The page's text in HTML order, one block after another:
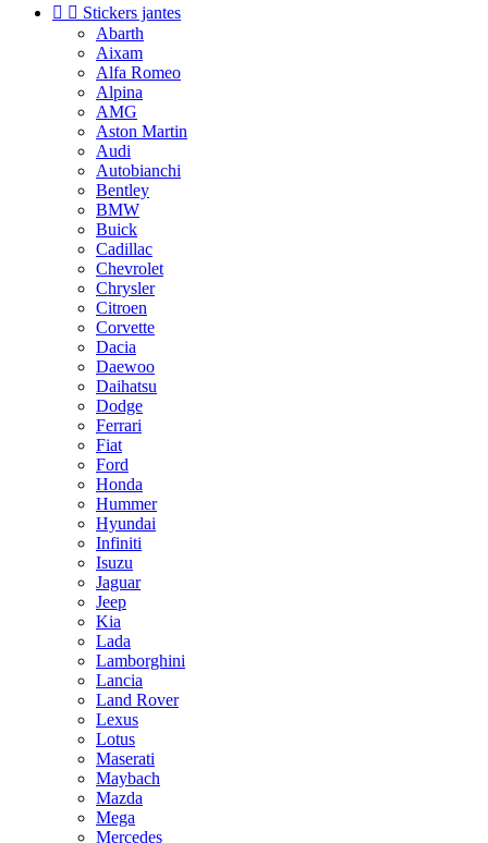
  Stickers jantes
Abarth
Aixam
Alfa Romeo
Alpina
AMG
Aston Martin
Audi
Autobianchi
Bentley
BMW
Buick
Cadillac
Chevrolet
Chrysler
Citroen
Corvette
Dacia
Daewoo
Daihatsu
Dodge
Ferrari
Fiat
Ford
Honda
Hummer
Hyundai
Infiniti
Isuzu
Jaguar
Jeep
Kia
Lada
Lamborghini
Lancia
Land Rover
Lexus
Lotus
Maserati
Maybach
Mazda
Mega
Mercedes